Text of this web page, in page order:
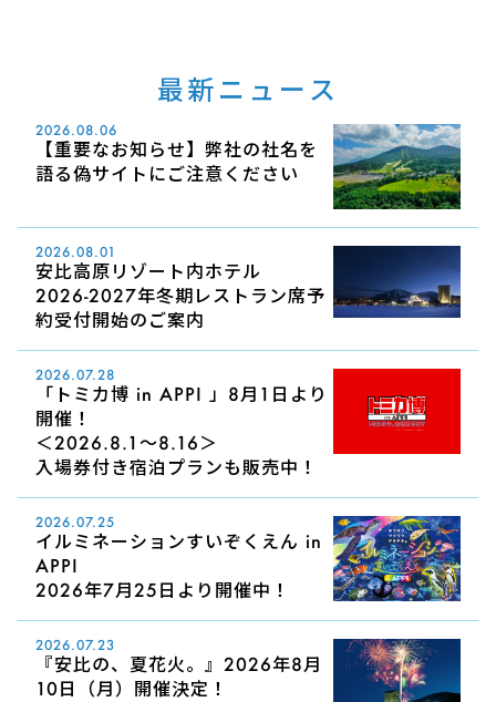
最新ニュース
2026.08.06
【重要なお知らせ】弊社の社名を
語る偽サイトにご注意ください
2026.08.01
安比高原リゾート内ホテル
2026-2027年冬期レストラン席予
約受付開始のご案内
2026.07.28
「トミカ博 in APPI 」8月1日より
開催！
＜2026.8.1～8.16＞
入場券付き宿泊プランも販売中！
2026.07.25
イルミネーションすいぞくえん in
APPI
2026年7月25日より開催中！
2026.07.23
『安比の、夏花火。』2026年8月
10日（月）開催決定！